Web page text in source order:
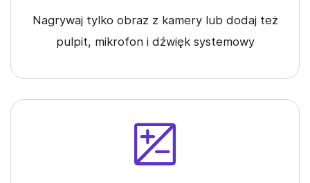
Nagrywaj tylko obraz z kamery lub dodaj też
pulpit, mikrofon i dźwięk systemowy